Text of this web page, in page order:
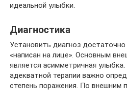
идеальной улыбки.
Диагностика
Установить диагноз
«написан на лице». Основным
является асимметричная
адекватной терапии важно
степень поражения. По внешним